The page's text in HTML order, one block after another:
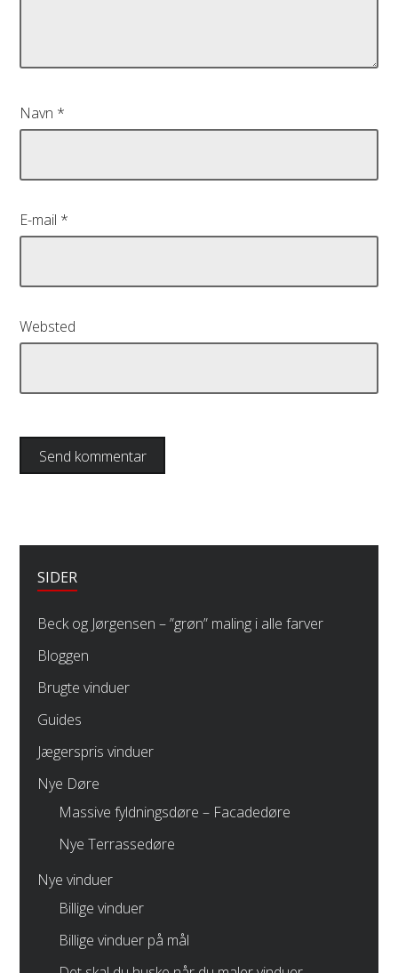
Navn *
E-mail *
Websted
SIDER
Beck og Jørgensen – ”grøn” maling i alle farver
Bloggen
Brugte vinduer
Guides
Jægerspris vinduer
Nye Døre
Massive fyldningsdøre – Facadedøre
Nye Terrassedøre
Nye vinduer
Billige vinduer
Billige vinduer på mål